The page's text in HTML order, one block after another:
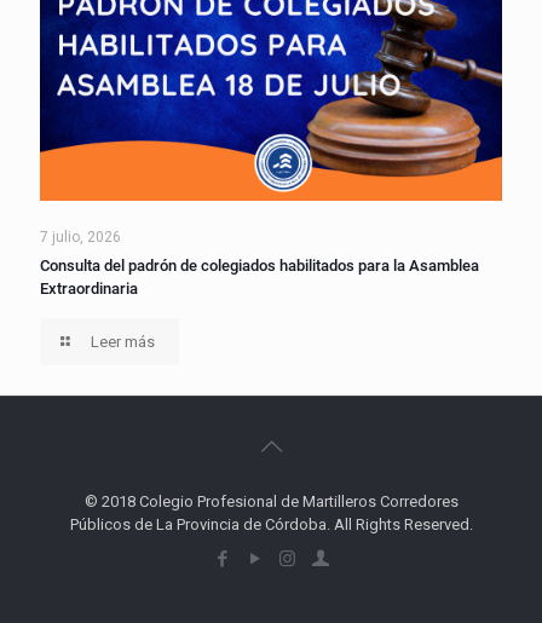
7 julio, 2026
Consulta del padrón de colegiados habilitados para la Asamblea
Extraordinaria
Leer más
© 2018 Colegio Profesional de Martilleros Corredores
Públicos de La Provincia de Córdoba. All Rights Reserved.